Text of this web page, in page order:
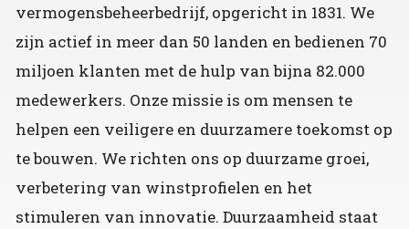
vermogensbeheerbedrijf, opgericht in 1831. We
zijn actief in meer dan 50 landen en bedienen 70
miljoen klanten met de hulp van bijna 82.000
medewerkers. Onze missie is om mensen te
helpen een veiligere en duurzamere toekomst op
te bouwen. We richten ons op duurzame groei,
verbetering van winstprofielen en het
stimuleren van innovatie. Duurzaamheid staat